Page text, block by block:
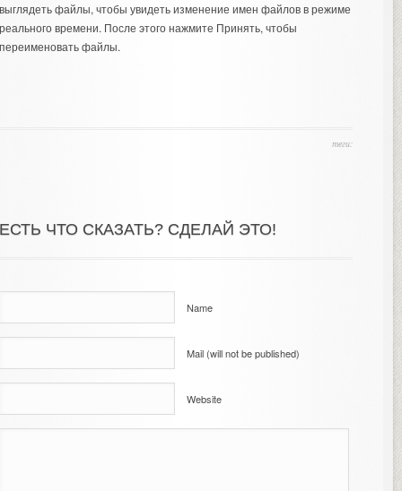
файлы, чтобы увидеть изменение имен файлов в режиме
времени. После этого нажмите Принять, чтобы
файлы.
теги:
ЧТО СКАЗАТЬ? СДЕЛАЙ ЭТО!
Name
Mail (will not be published)
Website